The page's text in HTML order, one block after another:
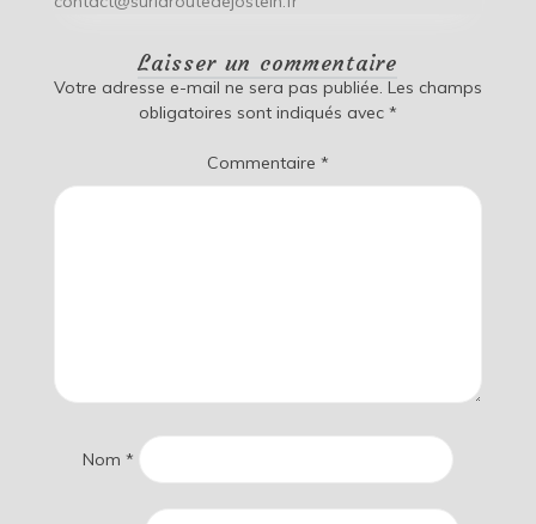
Laisser un commentaire
Votre adresse e-mail ne sera pas publiée. Les champs
obligatoires sont indiqués avec *
Commentaire *
Nom *